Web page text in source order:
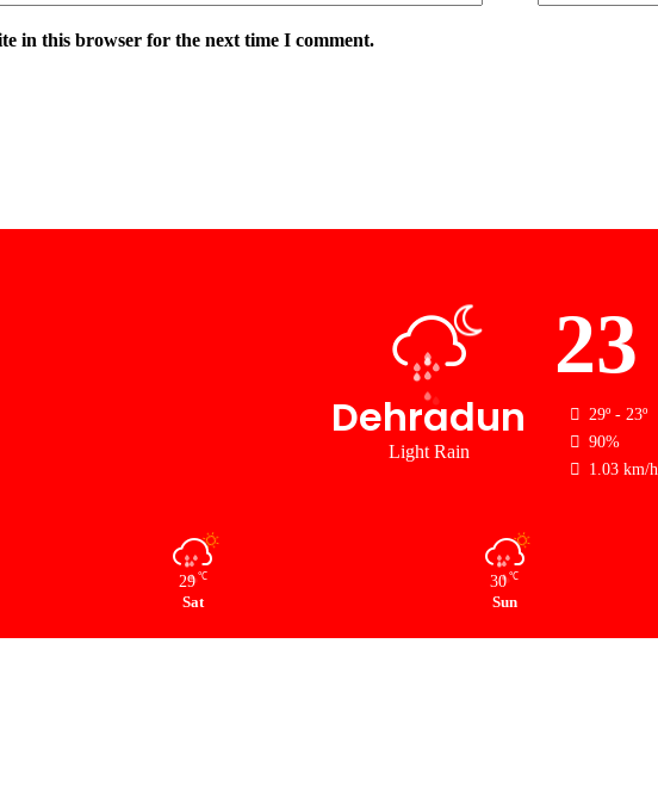
in this browser for the next time I comment.
Dehradun
Light Rain
23
29º - 23º
90%
1.03 km/h
29 ℃
Sat
30 ℃
Sun